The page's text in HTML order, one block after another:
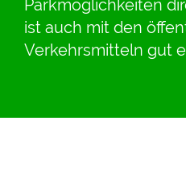
Parkmöglichkeiten
ist auch mit den
Verkehrsmitteln gut